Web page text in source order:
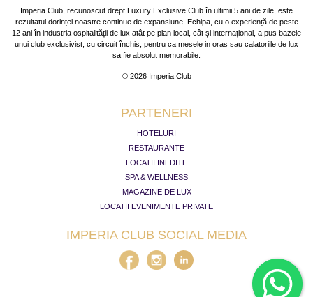
Imperia Club, recunoscut drept Luxury Exclusive Club în ultimii 5 ani de zile, este
rezultatul dorinței noastre continue de expansiune. Echipa, cu o experiență de peste
12 ani în industria ospitalității de lux atât pe plan local, cât și internațional, a pus bazele
unui club exclusivist, cu circuit închis, pentru ca mesele in oras sau calatoriile de lux
sa fie absolut memorabile.
© 2026 Imperia Club
PARTENERI
HOTELURI
RESTAURANTE
LOCATII INEDITE
SPA & WELLNESS
MAGAZINE DE LUX
LOCATII EVENIMENTE PRIVATE
IMPERIA CLUB SOCIAL MEDIA